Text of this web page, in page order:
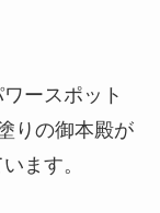
ースポット
りの御本殿が
ます。